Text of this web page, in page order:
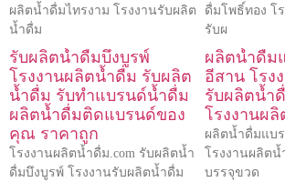
ผลิตน้ำดื่มไทรงาม โรงงานรับผลิต
น้ำดื่ม
ดื่มโพธิ์ทอง โ
รับผ
รับผลิตน้ำดื่มบึงบูรพ์
โรงงานผลิตน้ำดื่ม รับผลิต
น้ำดื่ม รับทำแบรนด์น้ำดื่ม
ผลิตน้ำดื่มติดแบรนด์ของ
คุณ ราคาถูก
โรงงานผลิตน้ำดื่ม.com รับผลิตน้ำ
ดื่มบึงบูรพ์ โรงงานรับผลิตน้ำดื่ม
ผลิตน้ำดื่ม
อีสาน โรง
รับผลิตน้ำ
โรงงานผลิ
ผลิตน้ำดื่มแบ
โรงงานผลิต
บรรจุขวด